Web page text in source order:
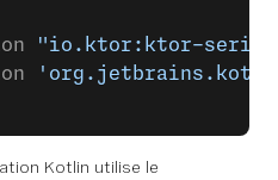
"io.ktor:ktor-
Kotlin utilise le